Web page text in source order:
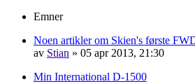
Emner
Noen artikler om Skien's første
av Stian » 05 apr 2013, 21:30
Min International D-1500